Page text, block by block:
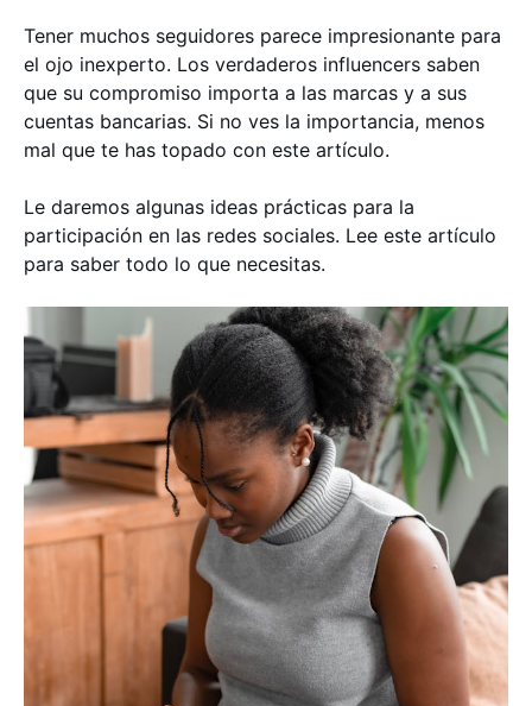
Tener muchos seguidores parece impresionante para
el ojo inexperto. Los verdaderos influencers saben
que su compromiso importa a las marcas y a sus
cuentas bancarias. Si no ves la importancia, menos
mal que te has topado con este artículo.
Le daremos algunas ideas prácticas para la
participación en las redes sociales. Lee este artículo
para saber todo lo que necesitas.